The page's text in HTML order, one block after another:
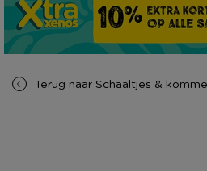
Terug naar Schaaltjes &